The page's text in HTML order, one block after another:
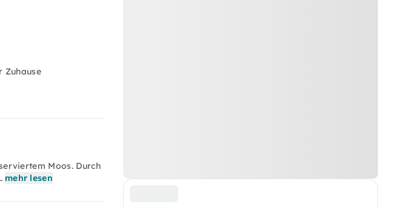
Zuhause
Moos. Durch
mehr lesen